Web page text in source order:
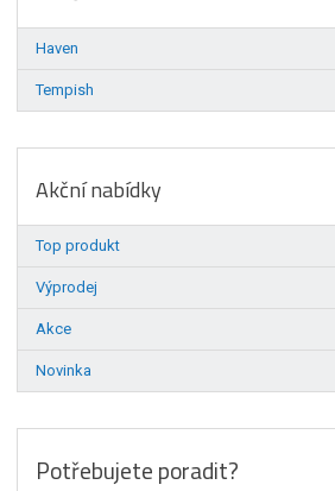
Haven
Tempish
Akční nabídky
Top produkt
Výprodej
Akce
Novinka
Potřebujete poradit?